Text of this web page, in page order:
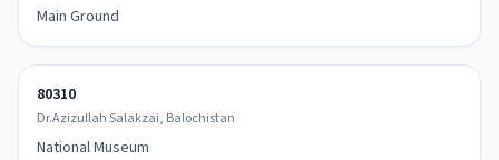
Main Ground
80310
Dr.Azizullah Salakzai, Balochistan
National Museum